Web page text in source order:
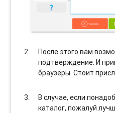
После этого вам
подтверждение. И
браузеры. Стоит
В случае, если
каталог, пожалуй